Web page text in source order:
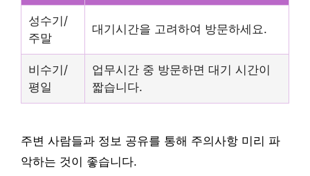
성수기/
주말
대기시간을 고려하여 방문하세요.
비수기/
평일
업무시간 중 방문하면 대기 시간이
짧습니다.
주변 사람들과 정보 공유를 통해 주의사항 미리 파
악하는 것이 좋습니다.